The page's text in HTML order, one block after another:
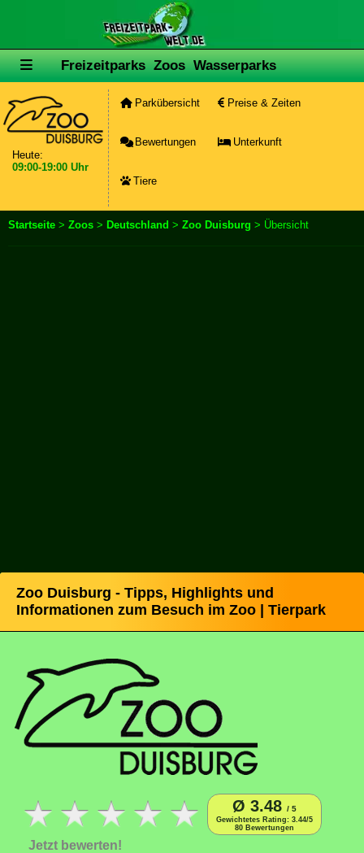
Freizeitparks Zoos Wasserparks
Heute:
09:00-19:00 Uhr
Parkübersicht Preise & Zeiten
Bewertungen Unterkunft
Tiere
Startseite > Zoos > Deutschland > Zoo Duisburg > Übersicht
Zoo Duisburg - Tipps, Highlights und
Informationen zum Besuch im Zoo | Tierpark
Ø 3.48 / 5
Gewichtetes Rating: 3.44/5
80 Bewertungen
Jetzt bewerten!